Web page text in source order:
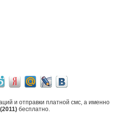
и отправки платной смс, а именно
бесплатно.